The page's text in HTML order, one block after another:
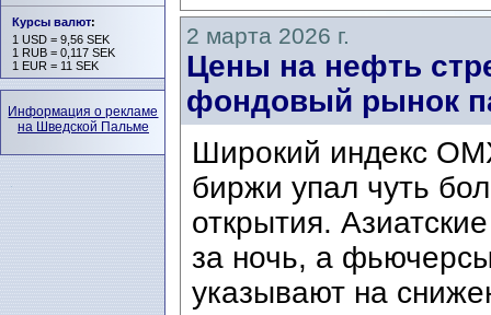
2 марта 2026 г.
Цены на нефть
фондовый рынок
Широкий индекс
биржи упал чуть
открытия.
за ночь, а
указывают на
Курсы валют:
1 USD = 9,56 SEK
1 RUB = 0,117 SEK
1 EUR = 11 SEK
Информация о рекламе
на Шведской Пальме